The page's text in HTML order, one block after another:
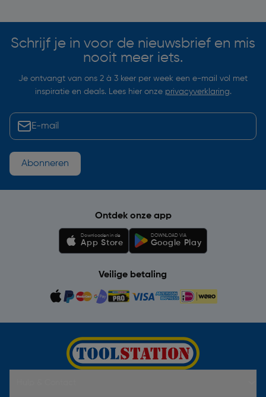
Schrijf je in voor de nieuwsbrief en mis
nooit meer iets.
Je ontvangt van ons 2 à 3 keer per week een e-mail vol met
inspiratie en deals. Lees hier onze privacyverklaring.
Abonneren
Ontdek onze app
Downloaden in de
App Store
DOWNLOAD VIA
Google Play
Veilige betaling